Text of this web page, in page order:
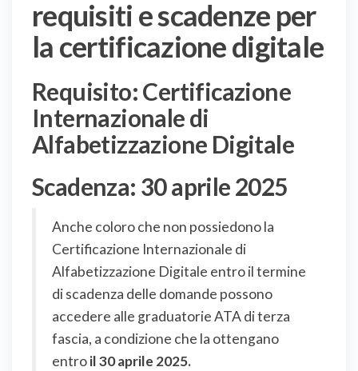
requisiti e scadenze per
la certificazione digitale
Requisito: Certificazione
Internazionale di
Alfabetizzazione Digitale
Scadenza: 30 aprile 2025
Anche coloro che non possiedono la
Certificazione Internazionale di
Alfabetizzazione Digitale entro il termine
di scadenza delle domande possono
accedere alle graduatorie ATA di terza
fascia, a condizione che la ottengano
entroil 30 aprile 2025.